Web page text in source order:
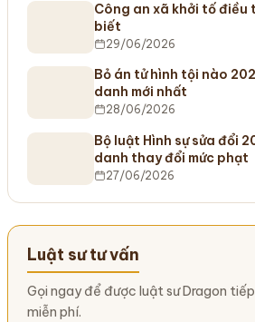
Công an xã khởi tố điều
biết
29/06/2026
Bỏ án tử hình tội nào
danh mới nhất
28/06/2026
Bộ luật Hình sự sửa đổi
danh thay đổi mức phạt
27/06/2026
Luật sư tư vấn
Gọi ngay để được luật sư Dragon
miễn phí.